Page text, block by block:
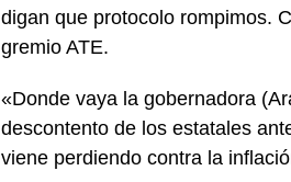
digan que protocolo rompimos.
gremio ATE.
«Donde vaya la gobernadora
descontento de los estatales
viene perdiendo contra la